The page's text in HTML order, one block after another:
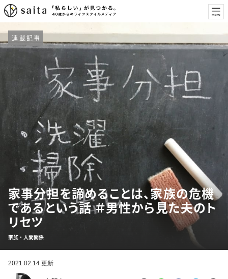
連載記事
家事分担を諦めることは、家族の危機
であるという話 ＃男性から見た夫のト
リセツ
家族・人間関係
2021.02.14 更新